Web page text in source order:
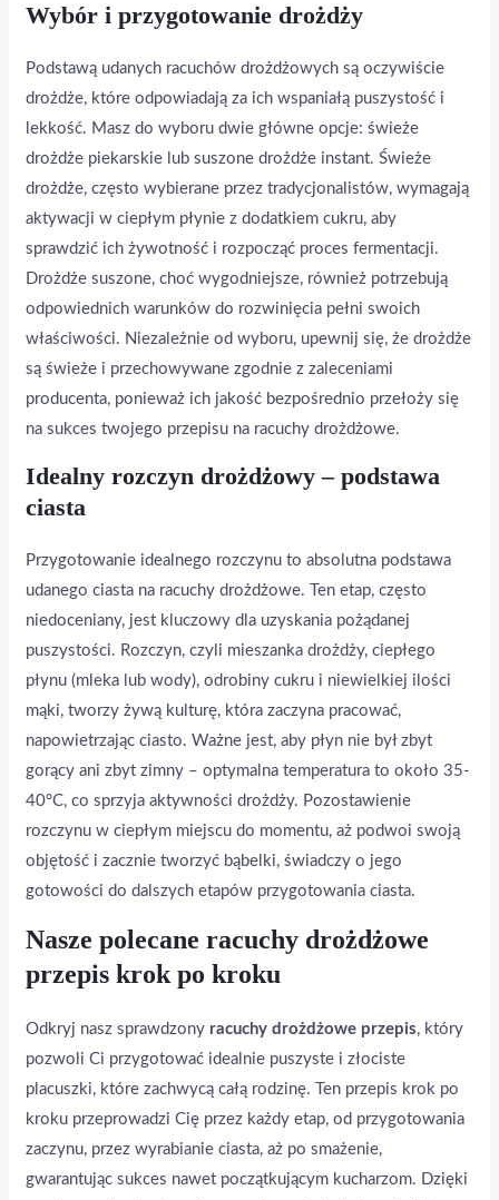
Wybór i przygotowanie drożdży
Podstawą udanych racuchów drożdżowych są oczywiście
drożdże, które odpowiadają za ich wspaniałą puszystość i
lekkość. Masz do wyboru dwie główne opcje: świeże
drożdże piekarskie lub suszone drożdże instant. Świeże
drożdże, często wybierane przez tradycjonalistów, wymagają
aktywacji w ciepłym płynie z dodatkiem cukru, aby
sprawdzić ich żywotność i rozpocząć proces fermentacji.
Drożdże suszone, choć wygodniejsze, również potrzebują
odpowiednich warunków do rozwinięcia pełni swoich
właściwości. Niezależnie od wyboru, upewnij się, że drożdże
są świeże i przechowywane zgodnie z zaleceniami
producenta, ponieważ ich jakość bezpośrednio przełoży się
na sukces twojego przepisu na racuchy drożdżowe.
Idealny rozczyn drożdżowy – podstawa
ciasta
Przygotowanie idealnego rozczynu to absolutna podstawa
udanego ciasta na racuchy drożdżowe. Ten etap, często
niedoceniany, jest kluczowy dla uzyskania pożądanej
puszystości. Rozczyn, czyli mieszanka drożdży, ciepłego
płynu (mleka lub wody), odrobiny cukru i niewielkiej ilości
mąki, tworzy żywą kulturę, która zaczyna pracować,
napowietrzając ciasto. Ważne jest, aby płyn nie był zbyt
gorący ani zbyt zimny – optymalna temperatura to około 35-
40°C, co sprzyja aktywności drożdży. Pozostawienie
rozczynu w ciepłym miejscu do momentu, aż podwoi swoją
objętość i zacznie tworzyć bąbelki, świadczy o jego
gotowości do dalszych etapów przygotowania ciasta.
Nasze polecane racuchy drożdżowe
przepis krok po kroku
Odkryj nasz sprawdzony racuchy drożdżowe przepis, który
pozwoli Ci przygotować idealnie puszyste i złociste
placuszki, które zachwycą całą rodzinę. Ten przepis krok po
kroku przeprowadzi Cię przez każdy etap, od przygotowania
zaczynu, przez wyrabianie ciasta, aż po smażenie,
gwarantując sukces nawet początkującym kucharzom. Dzięki